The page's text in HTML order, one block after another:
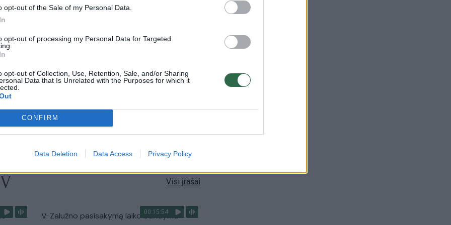
opt-out of the Sale of my Personal Data.
opt-out of processing my Personal Data for Targeted
opt-out of Collection, Use, Retention, Sale, and/or Sharing
Data that Is Unrelated with the Purposes for which it
CONFIRM
Data Deletion Data Access Privacy Policy
mūsų pagerbimo ženklas“
paruošimo būdą
Žinios | Lietuvos diena
Visi įrašai
00:15:54
V. Zalužno pasisakymą laiko bandymu